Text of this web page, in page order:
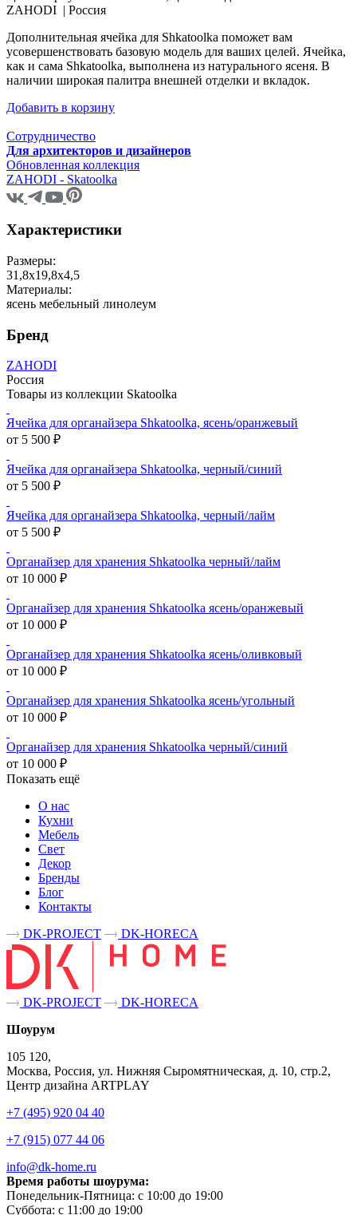
ZAHODI | Россия
Дополнительная ячейка для Shkatoolka поможет вам
усовершенствовать базовую модель для ваших целей. Ячейка,
как и сама Shkatoolka, выполнена из натурального ясеня. В
наличии широкая палитра внешней отделки и вкладок.
Добавить в корзину
Сотрудничество
Для архитекторов и дизайнеров
Обновленная коллекция
ZAHODI - Skatoolka
Характеристики
Размеры:
31,8x19,8x4,5
Материалы:
ясень мебельный линолеум
Бренд
ZAHODI
Россия
Товары из коллекции Skatoolka
Ячейка для органайзера Shkatoolka, ясень/оранжевый
от 5 500 ₽
Ячейка для органайзера Shkatoolka, черный/синий
от 5 500 ₽
Ячейка для органайзера Shkatoolka, черный/лайм
от 5 500 ₽
Органайзер для хранения Shkatoolka черный/лайм
от 10 000 ₽
Органайзер для хранения Shkatoolka ясень/оранжевый
от 10 000 ₽
Органайзер для хранения Shkatoolka ясень/оливковый
от 10 000 ₽
Органайзер для хранения Shkatoolka ясень/угольный
от 10 000 ₽
Органайзер для хранения Shkatoolka черный/синий
от 10 000 ₽
Показать ещё
О нас
Кухни
Мебель
Свет
Декор
Бренды
Блог
Контакты
DK-PROJECT
DK-HORECA
DK-PROJECT
DK-HORECA
Шоурум
105 120,
Москва, Россия, ул. Нижняя Сыромятническая, д. 10, стр.2,
Центр дизайна ARTPLAY
+7 (495) 920 04 40
+7 (915) 077 44 06
info@dk-home.ru
Время работы шоурума:
Понедельник-Пятница: c 10:00 до 19:00
Суббота: c 11:00 до 19:00